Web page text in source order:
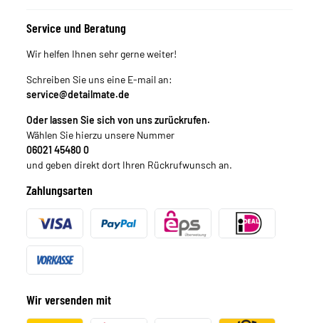
Service und Beratung
Wir helfen Ihnen sehr gerne weiter!
Schreiben Sie uns eine E-mail an:
service@detailmate.de
Oder lassen Sie sich von uns zurückrufen.
Wählen Sie hierzu unsere Nummer
06021 45480 0
und geben direkt dort Ihren Rückrufwunsch an.
Zahlungsarten
Wir versenden mit